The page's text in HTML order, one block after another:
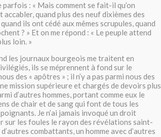
parfois : « Mais comment se fait-il qu’on
quand plus des neuf dixièmes des
ils ont cédé aux mêmes scrupules, quand
? » Et on me répond : « Le peuple attend
loin. »
les journaux bourgeois me traitent en
ils se méprennent à fond sur le
des « apôtres » ; il n’y a pas parmi nous des
mission supérieure et chargés de devoirs plus
d’autres hommes, portant comme eux le
de chair et de sang qui font de tous les
Je n’ai jamais invoqué un droit
sur les foules le rayon des révélations saint-
combattants, un homme avec d’autres